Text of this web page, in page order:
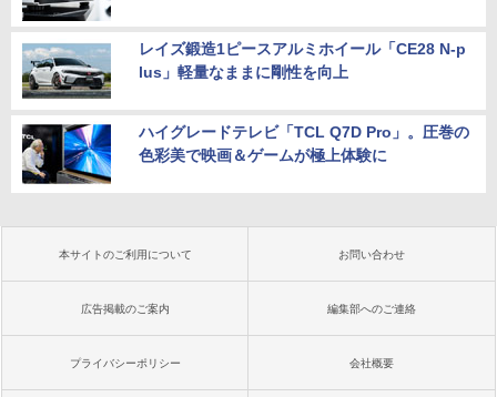
レイズ鍛造1ピースアルミホイール「CE28 N-p
lus」軽量なままに剛性を向上
ハイグレードテレビ「TCL Q7D Pro」。圧巻の
色彩美で映画＆ゲームが極上体験に
本サイトのご利用について お問い合わせ
広告掲載のご案内 編集部へのご連絡
プライバシーポリシー 会社概要